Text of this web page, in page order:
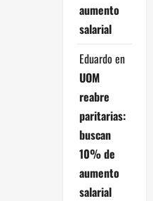
aumento
salarial
Eduardo en
UOM
reabre
paritarias:
buscan
10% de
aumento
salarial